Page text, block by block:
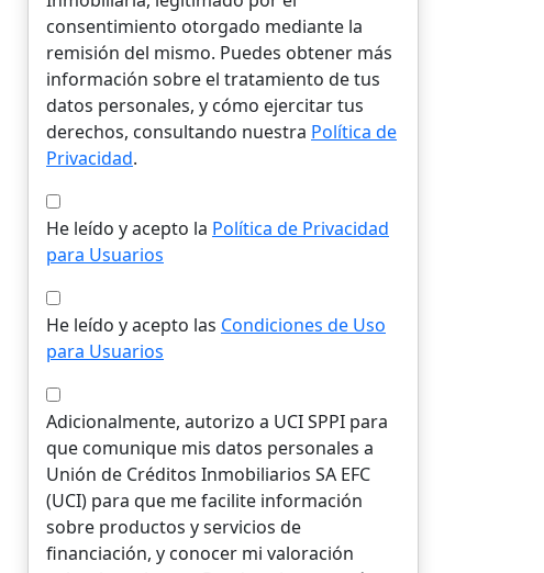
consentimiento otorgado mediante la
remisión del mismo. Puedes obtener más
información sobre el tratamiento de tus
datos personales, y cómo ejercitar tus
derechos, consultando nuestra Política de
Privacidad.
He leído y acepto la Política de Privacidad
para Usuarios
He leído y acepto las Condiciones de Uso
para Usuarios
Adicionalmente, autorizo a UCI SPPI para
que comunique mis datos personales a
Unión de Créditos Inmobiliarios SA EFC
(UCI) para que me facilite información
sobre productos y servicios de
financiación, y conocer mi valoración